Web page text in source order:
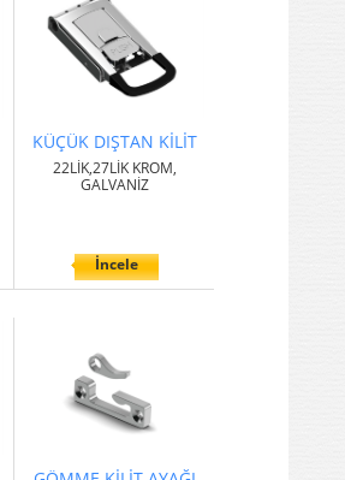
KÜÇÜK DIŞTAN KİLİT
22LİK,27LİK KROM,
GALVANİZ
İncele